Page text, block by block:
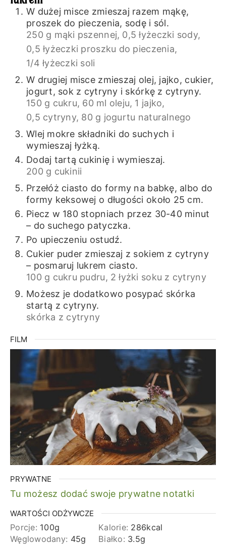
W dużej misce zmieszaj razem mąkę,
proszek do pieczenia, sodę i sól.
250 g mąki pszennej, 0,5 łyżeczki sody,
0,5 łyżeczki proszku do pieczenia,
1/4 łyżeczki soli
W drugiej misce zmieszaj olej, jajko, cukier,
jogurt, sok z cytryny i skórkę z cytryny.
150 g cukru, 60 ml oleju, 1 jajko,
0,5 cytryny, 80 g jogurtu naturalnego
Wlej mokre składniki do suchych i
wymieszaj łyżką.
Dodaj tartą cukinię i wymieszaj.
200 g cukinii
Przełóż ciasto do formy na babkę, albo do
formy keksowej o długości około 25 cm.
Piecz w 180 stopniach przez 30-40 minut
– do suchego patyczka.
Po upieczeniu ostudź.
Cukier puder zmieszaj z sokiem z cytryny
– posmaruj lukrem ciasto.
100 g cukru pudru, 2 łyżki soku z cytryny
Możesz je dodatkowo posypać skórka
startą z cytryny.
skórka z cytryny
FILM
PRYWATNE
Tu możesz dodać swoje prywatne notatki
WARTOŚCI ODŻYWCZE
Porcje: 100g Kalorie: 286kcal
Węglowodany: 45g Białko: 3.5g